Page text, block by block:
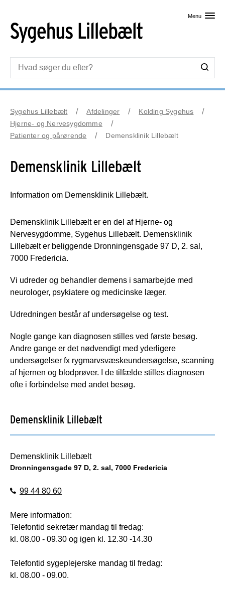
Menu
Sygehus Lillebælt Afdelinger
Kolding Sygehus
Hjerne- og Nervesygdomme
Patienter og pårørende
Demensklinik Lillebælt
Demensklinik Lillebælt
Information om Demensklinik Lillebælt.
Demensklinik Lillebælt er en del af Hjerne- og
Nervesygdomme, Sygehus Lillebælt. Demensklinik
Lillebælt er beliggende Dronningensgade 97 D, 2. sal,
7000 Fredericia.
Vi udreder og behandler demens i samarbejde med
neurologer, psykiatere og medicinske læger.
Udredningen består af undersøgelse og test.
Nogle gange kan diagnosen stilles ved første besøg.
Andre gange er det nødvendigt med yderligere
undersøgelser fx rygmarvsvæskeundersøgelse, scanning
af hjernen og blodprøver. I de tilfælde stilles diagnosen
ofte i forbindelse med andet besøg.
Demensklinik Lillebælt
Demensklinik Lillebælt
Dronningensgade 97 D, 2. sal, 7000 Fredericia
99 44 80 60
Mere information:
Telefontid sekretær mandag til fredag:
kl. 08.00 - 09.30 og igen kl. 12.30 -14.30
Telefontid sygeplejerske mandag til fredag:
kl. 08.00 - 09.00.